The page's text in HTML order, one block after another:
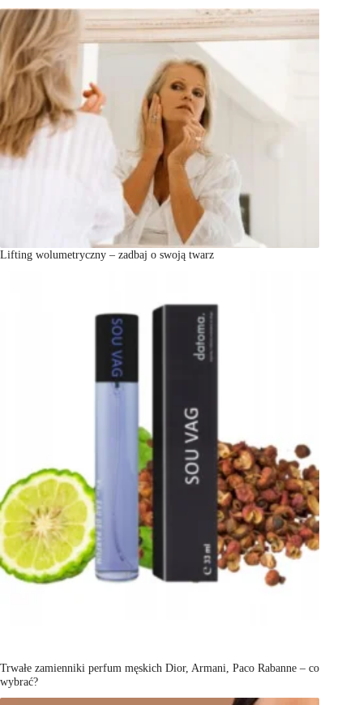
Lifting wolumetryczny – zadbaj o swoją twarz
Trwałe zamienniki perfum męskich Dior, Armani, Paco Rabanne – co
wybrać?